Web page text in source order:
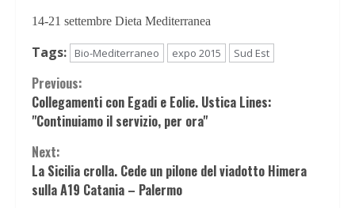
14-21 settembre Dieta Mediterranea
Tags: Bio-Mediterraneo expo 2015 Sud Est
Continue
Reading
Previous:
Collegamenti con Egadi e Eolie. Ustica Lines:
"Continuiamo il servizio, per ora"
Next:
La Sicilia crolla. Cede un pilone del viadotto Himera
sulla A19 Catania – Palermo